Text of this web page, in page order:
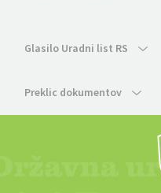
Glasilo Uradni list RS
Preklic dokumentov